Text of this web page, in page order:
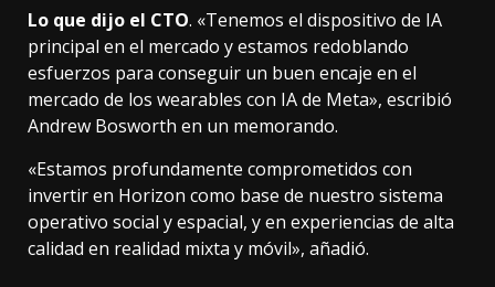
Lo que dijo el CTO. «Tenemos el dispositivo de IA
principal en el mercado y estamos redoblando
esfuerzos para conseguir un buen encaje en el
mercado de los wearables con IA de Meta», escribió
Andrew Bosworth en un memorando.
«Estamos profundamente comprometidos con
invertir en Horizon como base de nuestro sistema
operativo social y espacial, y en experiencias de alta
calidad en realidad mixta y móvil», añadió.